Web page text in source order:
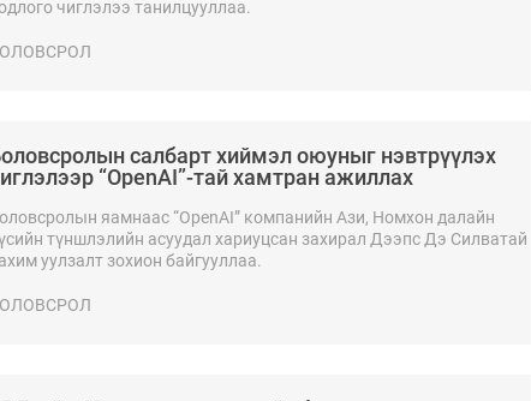
чиглэлээ танилцууллаа.
салбарт хиймэл оюуныг нэвтрүүлэх
“OpenAI”-тай хамтран ажиллах
яамнаас “OpenAI” компанийн Ази, Номхон далайн
түншлэлийн асуудал хариуцсан захирал Дээпс Дэ Силватай
уулзалт зохион байгууллаа.